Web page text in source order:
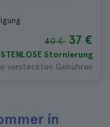
40 € 37 €
Stornierung
versteckten Gebühren
in